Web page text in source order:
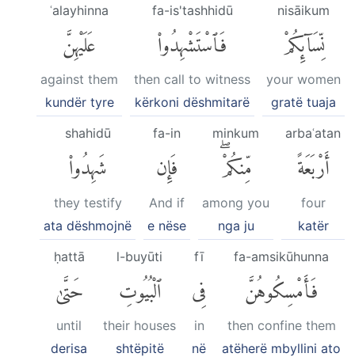
nisāikum
نِّسَآئِكُمْ
your women
gratë tuaja
fa-is'tashhidū
فَٱسْتَشْهِدُوا۟
then call to witness
kërkoni dëshmitarë
ʿalayhinna
عَلَيْهِنَّ
against them
kundër tyre
arbaʿatan
أَرْبَعَةً
four
katër
minkum
مِّنكُمْۖ
among you
nga ju
fa-in
فَإِن
And if
e nëse
shahidū
شَهِدُوا۟
they testify
ata dëshmojnë
fa-amsikūhunna
فَأَمْسِكُوهُنَّ
then confine them
atëherë mbyllini ato
fī
فِى
in
në
l-buyūti
ٱلْبُيُوتِ
their houses
shtëpitë
ḥattā
حَتَّىٰ
until
derisa